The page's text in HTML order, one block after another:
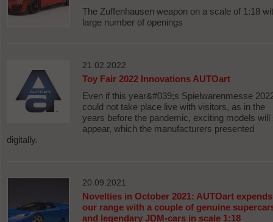
The Zuffenhausen weapon on a scale of 1:18
large number of openings
21.02.2022
Toy Fair 2022 Innovations AUTOart
Even if this year&#039;s Spielwarenmesse
could not take place live with visitors, as in the
years before the pandemic, exciting models will
appear, which the manufacturers presented
digitally.
20.09.2021
Novelties in October 2021: AUTOart expends
our range with a couple of genuine
and legendary JDM-cars in scale 1:18